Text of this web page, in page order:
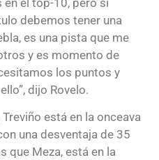
debemos tener una
es una pista que me
y es momento de
los puntos y
dijo Rovelo.
está en la onceava
una desventaja de 35
que Meza, está en la